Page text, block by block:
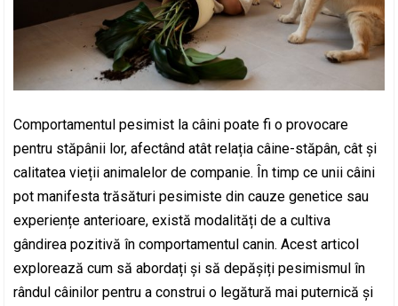
Comportamentul pesimist la câini poate fi o provocare
pentru stăpânii lor, afectând atât relația câine-stăpân, cât și
calitatea vieții animalelor de companie. În timp ce unii câini
pot manifesta trăsături pesimiste din cauze genetice sau
experiențe anterioare, există modalități de a cultiva
gândirea pozitivă în comportamentul canin. Acest articol
explorează cum să abordați și să depășiți pesimismul în
rândul câinilor pentru a construi o legătură mai puternică și